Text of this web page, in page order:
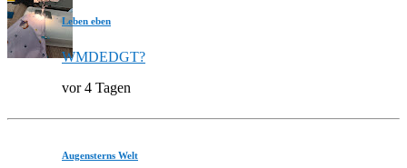
Leben eben
WMDEDGT?
vor 4 Tagen
Augensterns Welt